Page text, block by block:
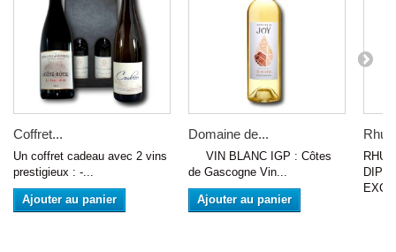
Coffret...
Un coffret cadeau avec 2 vins
prestigieux : -...
Ajouter au panier
Domaine de...
VIN BLANC IGP : Côtes
de Gascogne Vin...
Ajouter au panier